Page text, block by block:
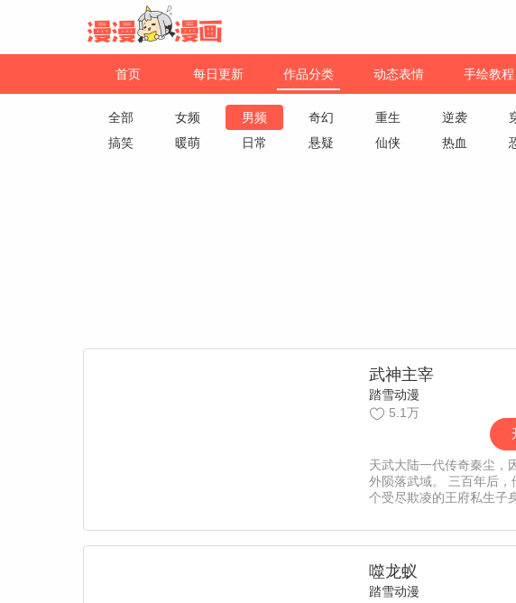
首页 每日更新 作品分类 动态表情 手绘教程
全部 女频 男频 奇幻 重生 逆袭
搞笑
暖萌 日常 悬疑 仙侠 热血
武神主宰
踏雪动漫
5.1万
天武大陆一代传奇秦尘，
外陨落武域。 三百年后，
个受尽欺凌的王府私生子
强势崛起，从此踏上一段
世之旅…
噬龙蚁
踏雪动漫